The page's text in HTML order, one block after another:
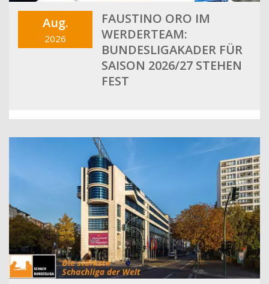
Aug.
2026
FAUSTINO ORO IM
WERDERTEAM:
BUNDESLIGAKADER FÜR
SAISON 2026/27 STEHEN
FEST